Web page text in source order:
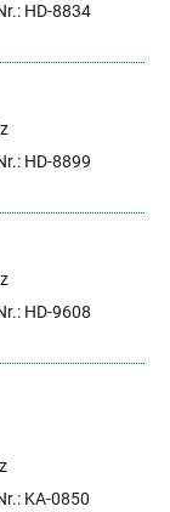
HD-8834
HD-8899
HD-9608
KA-0850